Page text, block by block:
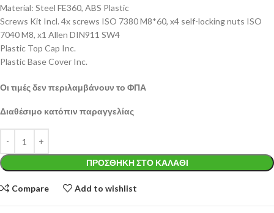
Material: Steel FE360, ABS Plastic
Screws Kit Incl. 4x screws ISO 7380 M8*60, x4 self-locking nuts ISO
7040 M8, x1 Allen DIN911 SW4
Plastic Top Cap Inc.
Plastic Base Cover Inc.
Οι τιμές δεν περιλαμβάνουν το ΦΠΑ
Διαθέσιμο κατόπιν παραγγελίας
ΠΡΟΣΘΉΚΗ ΣΤΟ ΚΑΛΆΘΙ
Compare Add to wishlist